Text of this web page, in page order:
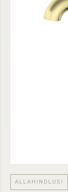
ALLAHINDLUS!